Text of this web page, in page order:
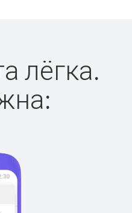
лёгка.